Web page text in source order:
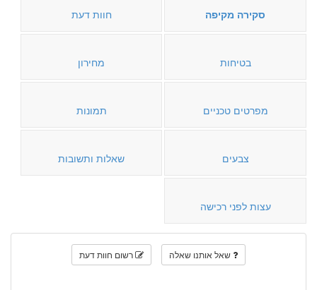
סקירה מקיפה חוות דעת
בטיחות מחירון
מפרטים טכניים תמונות
צבעים שאלות ותשובות
עצות לפני רכישה
שאל אותנו שאלה רשום חוות דעת